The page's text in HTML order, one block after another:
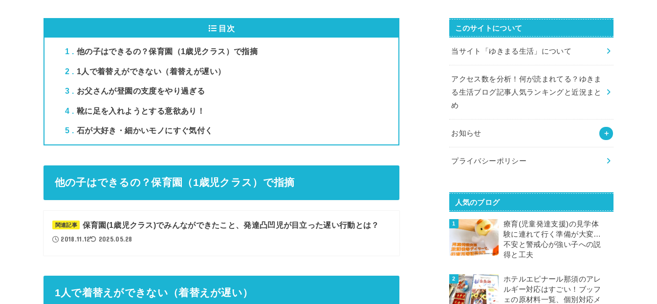
目次
1 他の子はできるの？保育園（1歳児クラス）で指摘
2 1人で着替えができない（着替えが遅い）
3 お父さんが登園の支度をやり過ぎる
4 靴に足を入れようとする意欲あり！
5 石が大好き・細かいモノにすぐ気付く
他の子はできるの？保育園（1歳児クラス）で指摘
関連記事 保育園(1歳児クラス)でみんなができたこと、発達凸凹児が目立った遅い行動とは？
2018.11.12 2025.05.28
1人で着替えができない（着替えが遅い）
このサイトについて
当サイト「ゆきまる生活」について
アクセス数を分析！何が読まれてる？ゆきま
る生活ブログ記事人気ランキングと近況まと
め
お知らせ
プライバシーポリシー
人気のブログ
療育(児童発達支援)の見学体
験に連れて行く準備が大変…
不安と警戒心が強い子への説
得と工夫
ホテルエピナール那須のアレ
ルギー対応はすごい！ブッフ
ェの原材料一覧、個別対応メ